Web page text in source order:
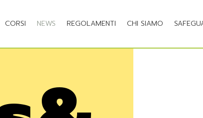
CORSI NEWS REGOLAMENTI CHI SIAMO